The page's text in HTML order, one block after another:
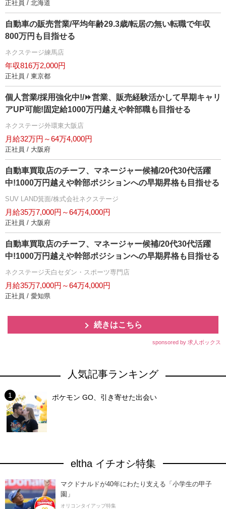
正社員 / 北海道
自動車の販売営業/平均年齢29.3歳/転居の無い転職で年収
800万円も目指せる
ネクステージ練馬店
年収816万2,000円
正社員 / 東京都
個人営業/採用強化中!/⏩️営業、販売経験活かして早期キャリ
アUP可能!固定給1000万円越えや幹部職も目指せる
ネクステージ外環東大阪店
月給32万円～64万4,000円
正社員 / 大阪府
自動車買取店のチーフ、マネージャー候補/20代30代活躍
中!1000万円越えや幹部ポジションへの早期昇格も目指せる
SUV LAND箕面/株式会社ネクステージ
月給35万7,000円～64万4,000円
正社員 / 大阪府
自動車買取店のチーフ、マネージャー候補/20代30代活躍
中!1000万円越えや幹部ポジションへの早期昇格も目指せる
ネクステージ天白セダン・スポーツ専門店
月給35万7,000円～64万4,000円
正社員 / 愛知県
続きはこちら
sponsored by 求人ボックス
人気記事ランキング
ポケモン GO、引き寄せた出会い
eltha イチオシ特集
マクドナルドが40年にわたり支える「小学生の甲子
園」
オリコンタイアップ特集